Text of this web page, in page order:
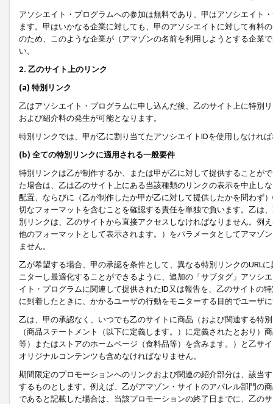
アソシエイト・プログラムへの参加は無料であり、甲はアソシエイト
ます。甲はいかなる企業に対しても、甲のアソシエイトに対して有料
のため、このような企業が（アマゾンの名前を利用しようとする企業
い。
2. 乙のサイト上のリンク
(a) 特別リンク
乙はアソシエイト・プログラムに申し込んだ後、乙のサイト上に特別
および紹介料の発生が可能となります。
特別リンクでは、甲が乙に割り当てたアソシエイトIDを使用しなけれ
(b) 全ての特別リンクに適用される一般要件
特別リンクは乙が制作するか、または甲が乙に対して提供することが
た場合は、乙は乙のサイト上にある当該種類のリンクの表示を中止し
配置、ならびに（乙が制作したか甲が乙に対して提供したかを問わず
切なフォーマットを含むことを確認する責任を単独で負います。乙は
別リンクは、乙のサイトから直接アクセスしなければなりません。例
他のフォーマットとして表示されます。）をパラメータとしてアマゾ
ません。
乙が希望する場合、甲の承認を条件として、異なる特別リンクのURL
ニターし最適化することができるように、追加の「サブタグ」アソシ
イト・プログラムに関連して提供されたID又は報告を、乙のサイトの
に到着したときに、かかるユーザの行動をモニターする目的でユーザ
乙は、甲の承認なく、いつでも乙のサイトに商品（および関連する特
（商品ステートメント（以下に定義します。）に定義されたとおり
等）またはストアのホームページ（食料品等）を含みます。）と乙サ
オリジナルコンテンツも含めなければなりません。
期間限定のプロモーションへのリンクおよび関連の紹介部分は、該当
するものとします。例えば、乙がアマゾン・サイトのアパレル部門の
であると記載した場合は、当該プロモーションの終了日までに、乙の